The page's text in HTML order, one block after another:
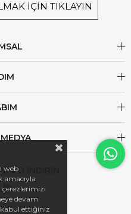
İÇİN TIKLAYIN
İNDİRİN
web
amacıyla
çerezlerimizi
devam
kabul ettiğiniz